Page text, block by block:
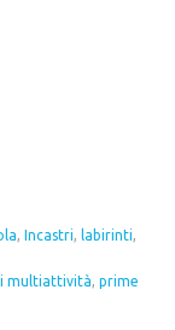
Incastri labirinti
multiattività prime